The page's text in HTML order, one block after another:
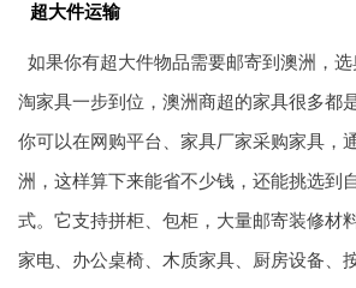
超大件运输
如果你有超大件物品需要邮寄到澳洲，
淘家具一步到位，澳洲商超的家具很多都
你可以在网购平台、家具厂家采购家具，
洲，这样算下来能省不少钱，还能挑选到
式。它支持拼柜、包柜，大量邮寄装修材
家电、办公桌椅、木质家具、厨房设备、